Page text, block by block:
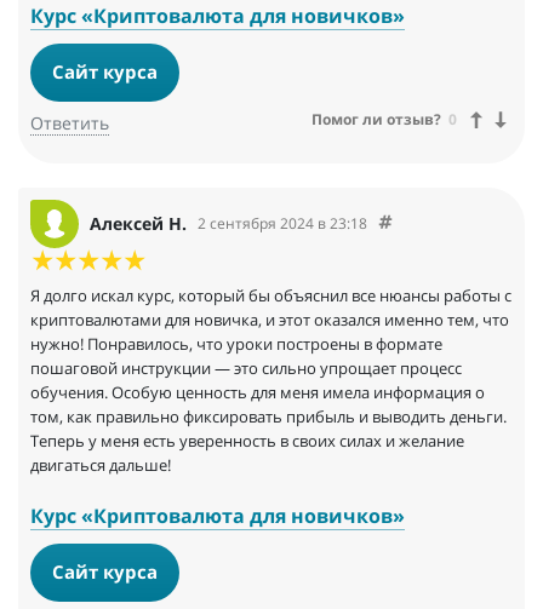
Курс «Криптовалюта для новичков»
Сайт курса
Ответить Помог ли отзыв? 0
Алексей Н. 2 сентября 2024 в 23:18
Я долго искал курс, который бы объяснил все нюансы работы с
криптовалютами для новичка, и этот оказался именно тем, что
нужно! Понравилось, что уроки построены в формате
пошаговой инструкции — это сильно упрощает процесс
обучения. Особую ценность для меня имела информация о
том, как правильно фиксировать прибыль и выводить деньги.
Теперь у меня есть уверенность в своих силах и желание
двигаться дальше!
Курс «Криптовалюта для новичков»
Сайт курса